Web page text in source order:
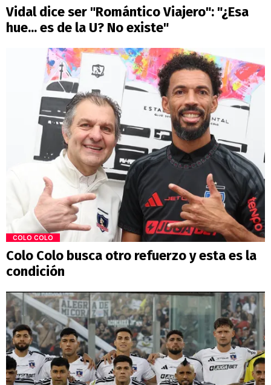
Vidal dice ser "Romántico Viajero": "¿Esa
hue... es de la U? No existe"
COLO COLO
Colo Colo busca otro refuerzo y esta es la
condición